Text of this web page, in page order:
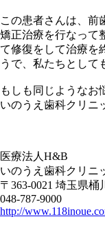
この患者さんは、前
矯正治療を行なって
て修復をして治療を
うで、私たちとして
もしも同じようなお
いのうえ歯科クリニ
医療法人H&B
いのうえ歯科クリニ
〒363-0021 埼玉県桶
048-787-9000
http://